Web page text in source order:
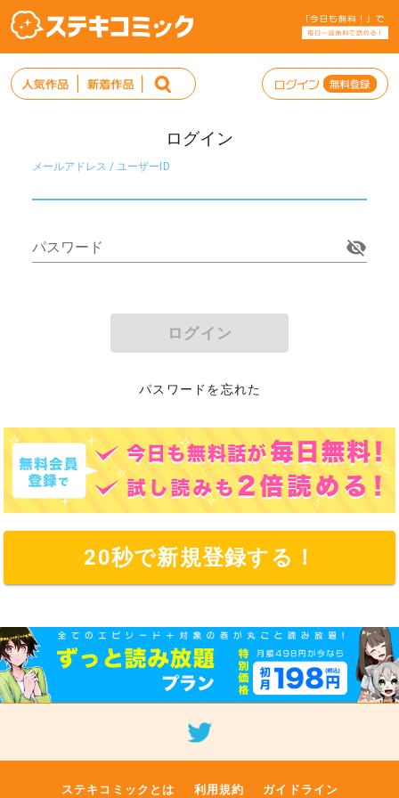
ログイン
メールアドレス / ユーザーID
パスワード
ログイン
パスワードを忘れた
20秒で新規登録する！
ステキコミックとは 利用規約 ガイドライン